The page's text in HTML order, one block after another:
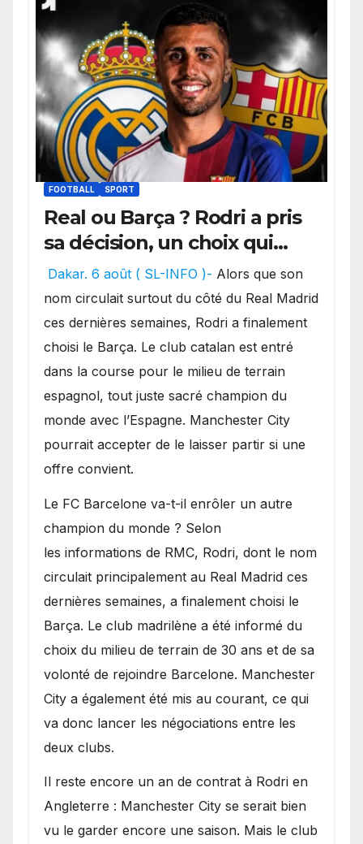
FOOTBALL SPORT
Real ou Barça ? Rodri a pris
sa décision, un choix qui
pourrait faire grand bruit
sur le marché des
transferts.
Dakar. 6 août ( SL-INFO )- Alors que son
nom circulait surtout du côté du Real Madrid
ces dernières semaines, Rodri a finalement
choisi le Barça. Le club catalan est entré
dans la course pour le milieu de terrain
espagnol, tout juste sacré champion du
monde avec l’Espagne. Manchester City
pourrait accepter de le laisser partir si une
offre convient.
​Le FC Barcelone va-t-il enrôler un autre
champion du monde ? Selon
les informations de RMC, Rodri, dont le nom
circulait principalement au Real Madrid ces
dernières semaines, a finalement choisi le
Barça. Le club madrilène a été informé du
choix du milieu de terrain de 30 ans et de sa
volonté de rejoindre Barcelone. Manchester
City a également été mis au courant, ce qui
va donc lancer les négociations entre les
deux clubs.
​Il reste encore un an de contrat à Rodri en
Angleterre : Manchester City se serait bien
vu le garder encore une saison. Mais le club